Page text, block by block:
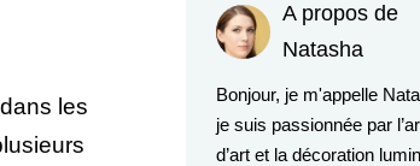
les
A propos de
Natasha
Bonjour, je m'appelle
je suis passionnée par
d’art et la décoration